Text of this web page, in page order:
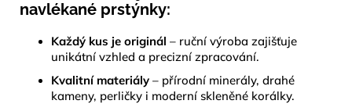
navlékané prstýnky:
Každý kus je originál – ruční výroba zajišťuje
unikátní vzhled a precizní zpracování.
Kvalitní materiály – přírodní minerály, drahé
kameny, perličky i moderní skleněné korálky.